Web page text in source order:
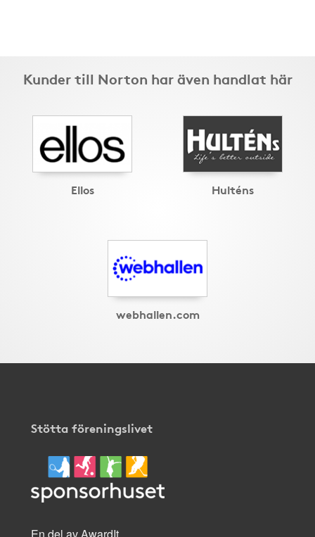
Kunder till Norton har även handlat här
Ellos Hulténs
webhallen.com
Stötta föreningslivet